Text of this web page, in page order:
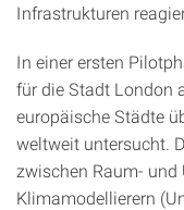
Infrastrukturen
In einer ersten
für die Stadt London
europäische Städte
weltweit untersucht.
zwischen Raum- und
Klimamodellierern